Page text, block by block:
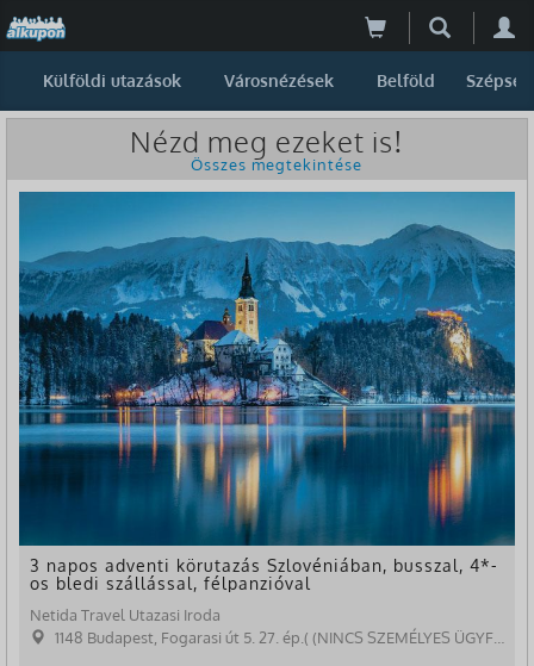
Külföldi utazások Városnézések Belföld Szépség
Nézd meg ezeket is!
Összes megtekintése
3 napos adventi körutazás Szlovéniában, busszal, 4*-
os bledi szállással, félpanzióval
Netida Travel Utazasi Iroda
1148 Budapest, Fogarasi út 5. 27. ép.( (NINCS SZEMÉLYES ÜGYFÉLFOGADÁS)